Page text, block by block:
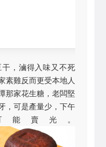
，滷得入味又不死
素雞反而更受本地人
那家花生糖，老闆堅
，可是產量少，下午
能賣光。